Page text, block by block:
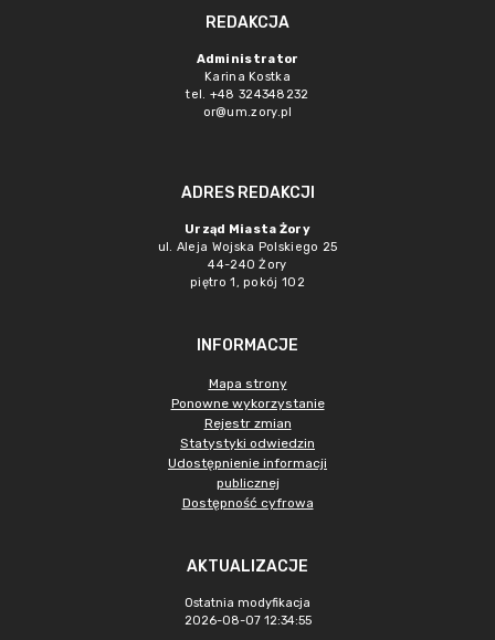
REDAKCJA
Administrator
Karina Kostka
tel. +48 324348232
or@um.zory.pl
ADRES REDAKCJI
Urząd Miasta Żory
ul. Aleja Wojska Polskiego 25
44-240 Żory
piętro 1, pokój 102
INFORMACJE
Mapa strony
Ponowne wykorzystanie
Rejestr zmian
Statystyki odwiedzin
Udostępnienie informacji
publicznej
Dostępność cyfrowa
AKTUALIZACJE
Ostatnia modyfikacja
2026-08-07 12:34:55